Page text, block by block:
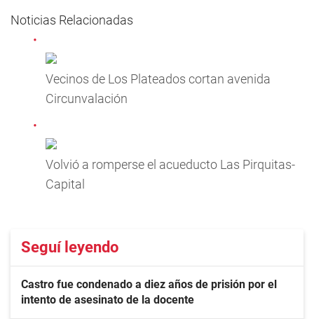
Noticias Relacionadas
Vecinos de Los Plateados cortan avenida
Circunvalación
Volvió a romperse el acueducto Las Pirquitas-
Capital
Seguí leyendo
Castro fue condenado a diez años de prisión por el
intento de asesinato de la docente